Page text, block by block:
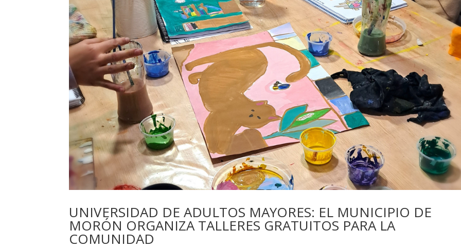
UNIVERSIDAD DE ADULTOS MAYORES: EL MUNICIPIO DE
MORÓN ORGANIZA TALLERES GRATUITOS PARA LA
COMUNIDAD